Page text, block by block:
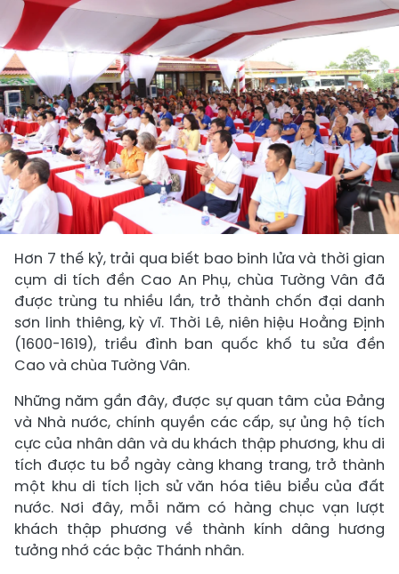
Hơn 7 thế kỷ, trải qua biết bao binh lửa và thời gian
cụm di tích đền Cao An Phụ, chùa Tường Vân đã
được trùng tu nhiều lần, trở thành chốn đại danh
sơn linh thiêng, kỳ vĩ. Thời Lê, niên hiệu Hoằng Định
(1600-1619), triều đình ban quốc khố tu sửa đền
Cao và chùa Tường Vân.
Những năm gần đây, được sự quan tâm của Đảng
và Nhà nư­ớc, chính quyền các cấp, sự ủng hộ tích
cực của nhân dân và du khách thập phương, khu di
tích được tu bổ ngày càng khang trang, trở thành
một khu di tích lịch sử văn hóa tiêu biểu của đất
nước. Nơi đây, mỗi năm có hàng chục vạn lượt
khách thập phương về thành kính dâng hương
tưởng nhớ các bậc Thánh nhân.